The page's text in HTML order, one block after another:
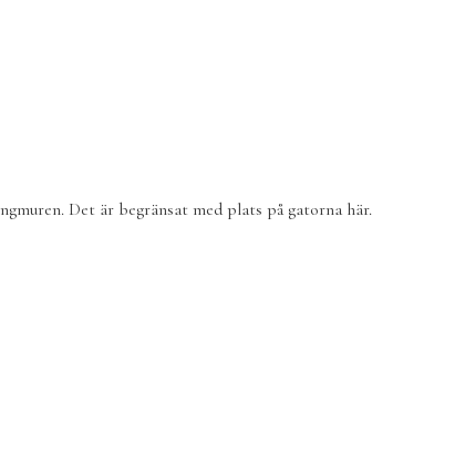
Det är begränsat med plats på gatorna här.